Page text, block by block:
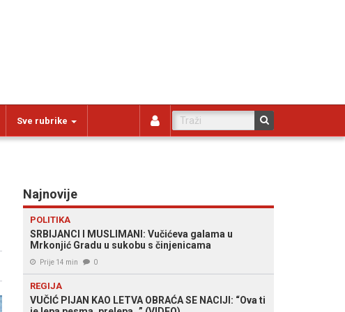
Sve rubrike
Najnovije
POLITIKA
SRBIJANCI I MUSLIMANI: Vučićeva galama u
Mrkonjić Gradu u sukobu s činjenicama
Prije 14 min 0
REGIJA
VUČIĆ PIJAN KAO LETVA OBRAĆA SE NACIJI: “Ova ti